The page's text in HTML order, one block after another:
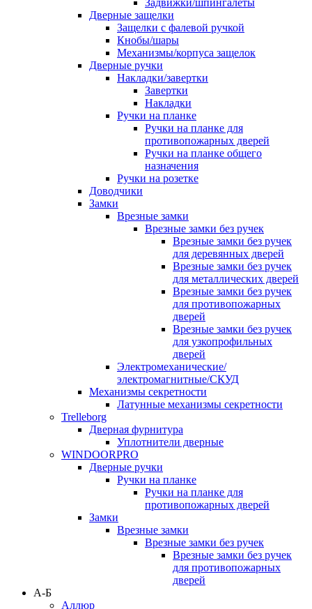
Задвижки/шпингалеты
Дверные защелки
Защелки с фалевой ручкой
Кнобы/шары
Механизмы/корпуса защелок
Дверные ручки
Накладки/завертки
Завертки
Накладки
Ручки на планке
Ручки на планке для
противопожарных дверей
Ручки на планке общего
назначения
Ручки на розетке
Доводчики
Замки
Врезные замки
Врезные замки без ручек
Врезные замки без ручек
для деревянных дверей
Врезные замки без ручек
для металлических дверей
Врезные замки без ручек
для противопожарных
дверей
Врезные замки без ручек
для узкопрофильных
дверей
Электромеханические/
электромагнитные/СКУД
Механизмы секретности
Латунные механизмы секретности
Trelleborg
Дверная фурнитура
Уплотнители дверные
WINDOORPRO
Дверные ручки
Ручки на планке
Ручки на планке для
противопожарных дверей
Замки
Врезные замки
Врезные замки без ручек
Врезные замки без ручек
для противопожарных
дверей
А-Б
Аллюр